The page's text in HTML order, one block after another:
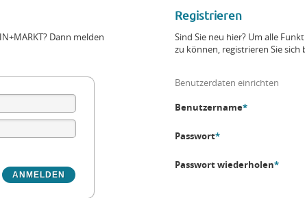
Dann melden
Registrieren
Sind Sie neu hier? Um alle
zu können, registrieren Sie sich
Benutzerdaten einrichten
Benutzername*
Passwort*
Passwort wiederholen*